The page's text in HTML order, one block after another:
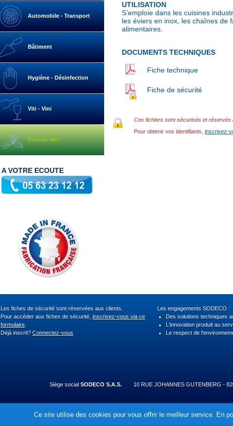
Automobile - Transport
Bâtiment
Hygiène - Désinfection
Viti - Vini
Produit Vert
A VOTRE ECOUTE
UTILISATION
S’emploie dans les cuisines
les éviers en inox, les chaînes de
alimentaires.
DOCUMENTS TECHNIQUES
Fiche technique
Fiche de sécurité
Ces fichiers sont sécurisés et réservés
Pour obtenir vos identifiants, inscrivez-
Les fiches de sécurité sont réservées aux clients.
Pour accéder aux fiches de sécurité, inscrivez-vous via ce
formulaire
Déjà inscrit? Connectez-vous
Les engagements SODECO :
Des solutions techniques
L'innovation produit au
Le respect de
Siège social SODECO S.A.S. 10 RUE JOHANNES GUTENBERG -
Ce site utilise des cookies pour vous offrir le meilleur service. En